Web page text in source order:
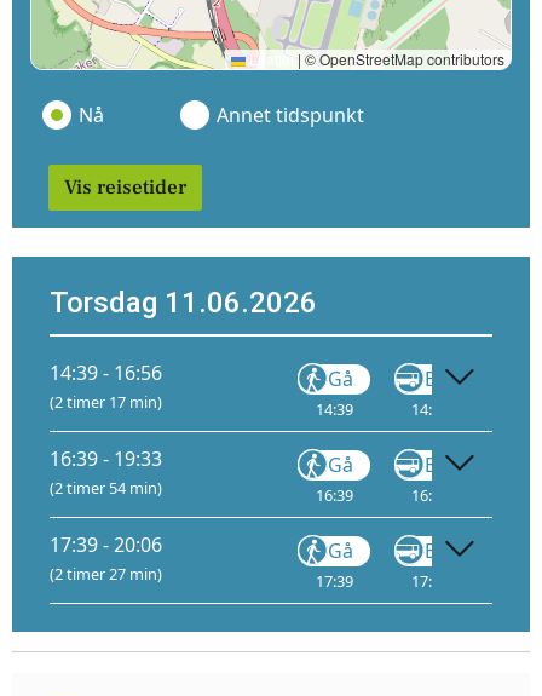
Leaflet | © OpenStreetMap contributors
Nå Annet tidspunkt
Vis reisetider
Torsdag 11.06.2026
14:39 - 16:56
(2 timer 17 min)
Gå
14:39
Buss
14:40
16:39 - 19:33
(2 timer 54 min)
Gå
16:39
Buss
16:40
17:39 - 20:06
(2 timer 27 min)
Gå
17:39
Buss
17:40